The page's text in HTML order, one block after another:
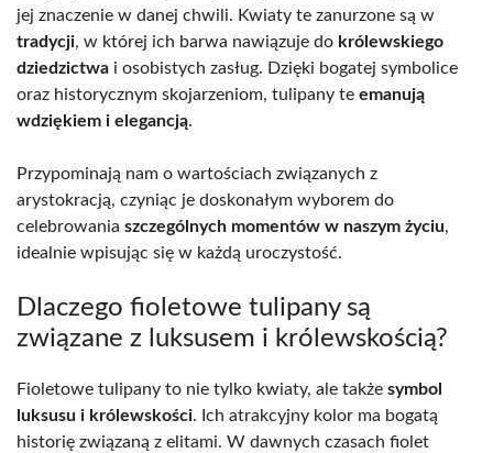
jej znaczenie w danej chwili. Kwiaty te zanurzone są w
tradycji, w której ich barwa nawiązuje do królewskiego
dziedzictwa i osobistych zasług. Dzięki bogatej symbolice
oraz historycznym skojarzeniom, tulipany te emanują
wdziękiem i elegancją.
Przypominają nam o wartościach związanych z
arystokracją, czyniąc je doskonałym wyborem do
celebrowania szczególnych momentów w naszym życiu,
idealnie wpisując się w każdą uroczystość.
Dlaczego fioletowe tulipany są
związane z luksusem i królewskością?
Fioletowe tulipany to nie tylko kwiaty, ale także symbol
luksusu i królewskości. Ich atrakcyjny kolor ma bogatą
historię związaną z elitami. W dawnych czasach fiolet